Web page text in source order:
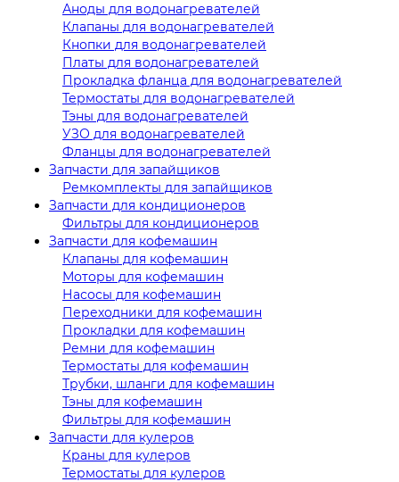
Аноды для водонагревателей
Клапаны для водонагревателей
Кнопки для водонагревателей
Платы для водонагревателей
Прокладка фланца для водонагревателей
Термостаты для водонагревателей
Тэны для водонагревателей
УЗО для водонагревателей
Фланцы для водонагревателей
Запчасти для запайщиков
Ремкомплекты для запайщиков
Запчасти для кондиционеров
Фильтры для кондиционеров
Запчасти для кофемашин
Клапаны для кофемашин
Моторы для кофемашин
Насосы для кофемашин
Переходники для кофемашин
Прокладки для кофемашин
Ремни для кофемашин
Термостаты для кофемашин
Трубки, шланги для кофемашин
Тэны для кофемашин
Фильтры для кофемашин
Запчасти для кулеров
Краны для кулеров
Термостаты для кулеров